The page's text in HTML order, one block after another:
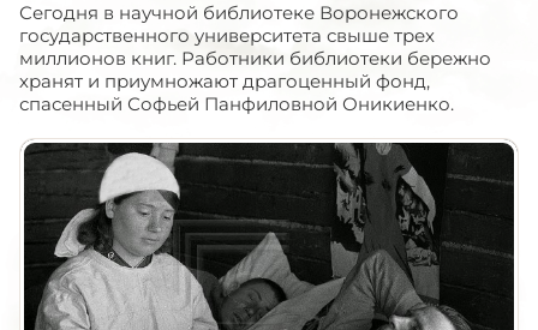
Сегодня в научной библиотеке Воронежского
государственного университета свыше трех
миллионов книг. Работники библиотеки бережно
хранят и приумножают драгоценный фонд,
спасенный Софьей Панфиловной Оникиенко.